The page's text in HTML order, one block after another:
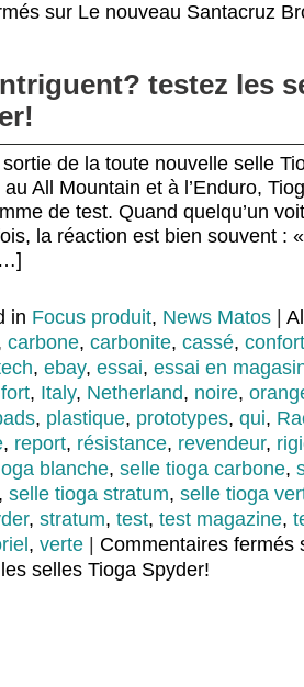
sur Le nouveau Santacruz
testez les
sortie de la toute nouvelle selle
All Mountain et à l’Enduro,
de test. Quand quelqu’un
la réaction est bien souvent :
in Focus produit, News Matos
carbone, carbonite, cassé, confort
, ebay, essai, essai en
, Italy, Netherland, noire,
, plastique, prototypes, qui,
, report, résistance, revendeur,
blanche, selle tioga carbone,
selle tioga stratum, selle tioga
, stratum, test, test magazine,
, verte Commentaires fermés
selles Tioga Spyder!